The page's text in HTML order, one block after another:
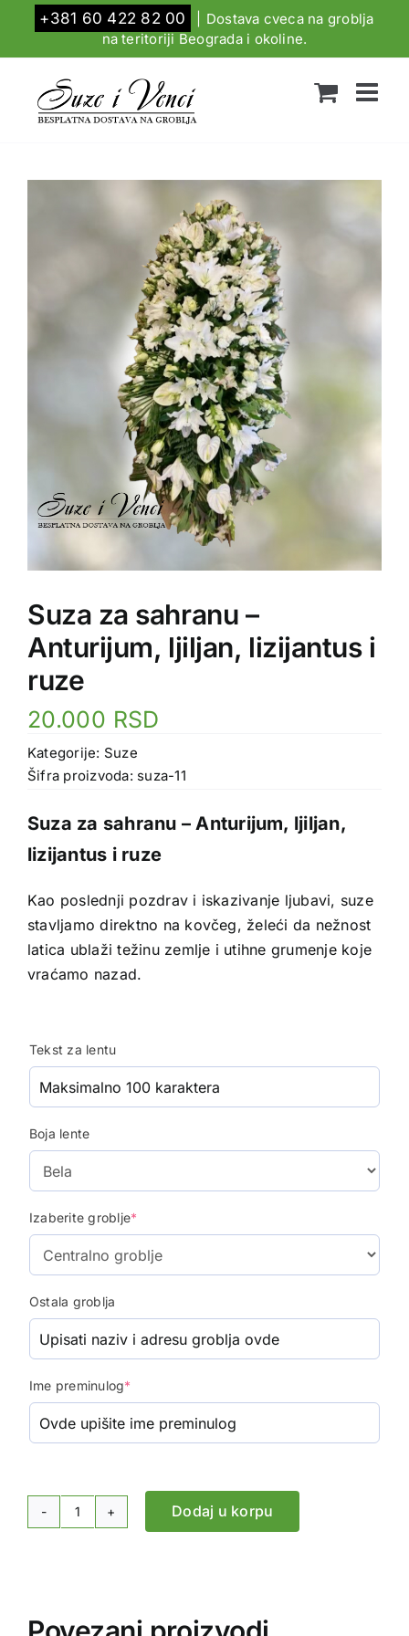
content
+381 60 422 82 00
Dostava cveca na groblja
na teritoriji Beograda i okoline.
Suza za sahranu –
Anturijum, ljiljan, lizijantus i
ruze
20.000 RSD
Kategorije: Suze
Šifra proizvoda: suza-11
Suza za sahranu – Anturijum, ljiljan,
lizijantus i ruze
Kao poslednji pozdrav i iskazivanje ljubavi, suze
stavljamo direktno na kovčeg, želeći da nežnost
latica ublaži težinu zemlje i utihne grumenje koje
vraćamo nazad.
Tekst za lentu
Boja lente
Izaberite groblje*
Ostala groblja
Ime preminulog*
Suza
Anturijum,
Dodaj u korpu